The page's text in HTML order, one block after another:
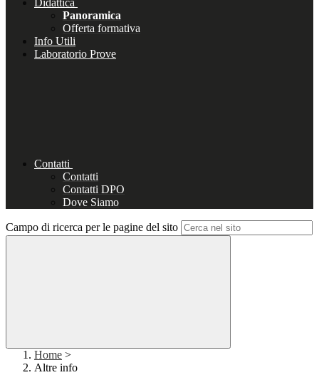
Didattica
Panoramica
Offerta formativa
Info Utili
Laboratorio Prove
Contatti
Contatti
Contatti DPO
Dove Siamo
Campo di ricerca per le pagine del sito
Home >
Altre info